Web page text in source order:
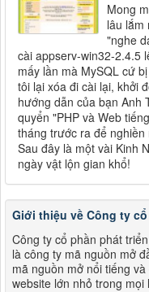
Mong
lâu lắm
"nghe
cài appserv-win32-2.4.5
mấy lần mà MySQL cứ
tôi lại xóa đi cài lại, khởi
hướng dẫn của bạn Anh
quyển "PHP và Web
tháng trước ra để nghiền
Sau đây là một vài Kinh
ngày vật lộn gian khổ!
Giới thiệu về Công ty
Công ty cổ phần phát
là công ty mã nguồn mở
mã nguồn mở nổi tiếng
website lớn nhỏ trong